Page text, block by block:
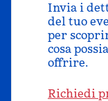
Invia i
del tuo
per
cosa
offrire.
Richiedi